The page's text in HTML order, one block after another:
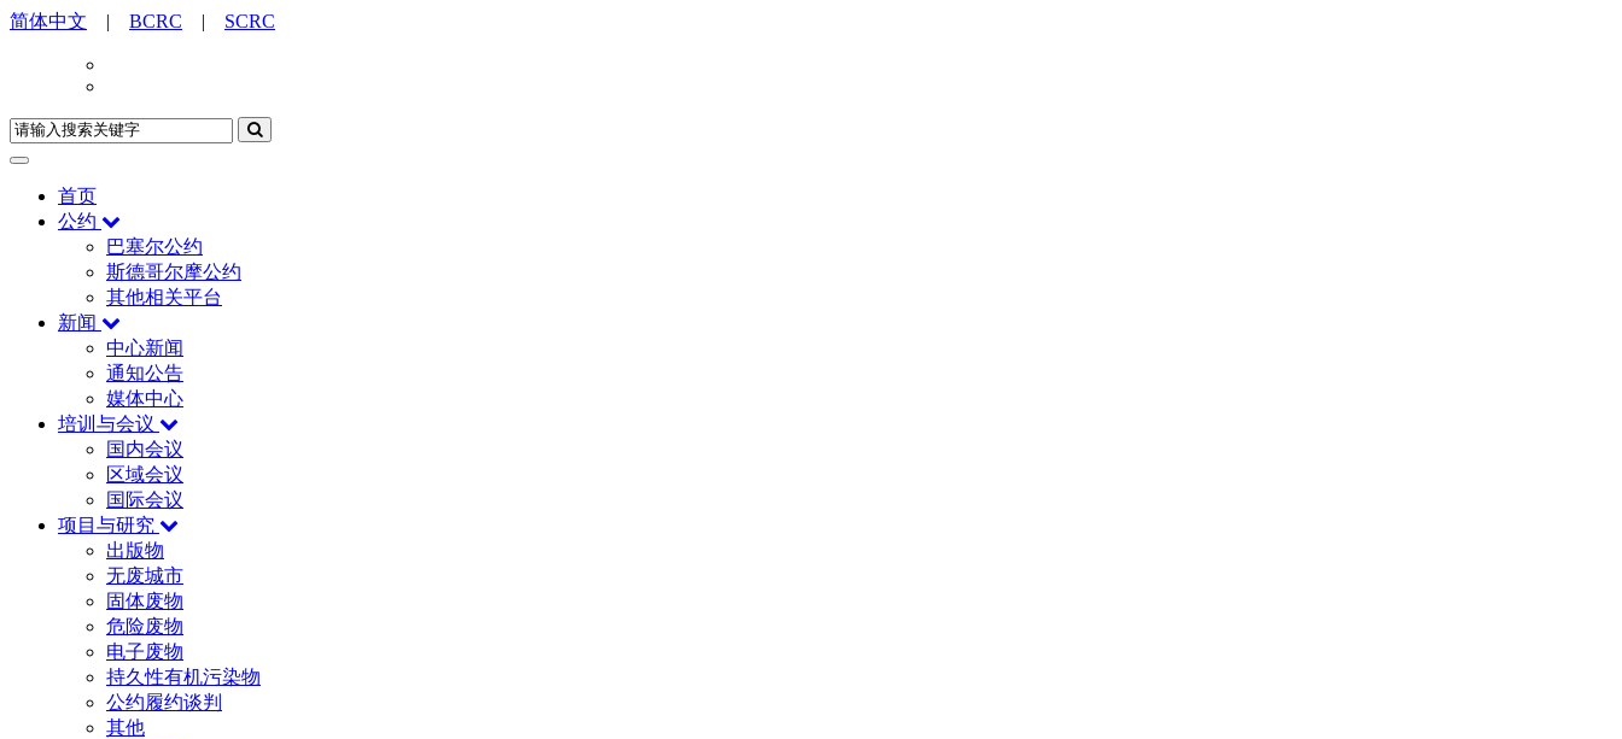
简体中文 | BCRC | SCRC
首页
公约
巴塞尔公约
斯德哥尔摩公约
其他相关平台
新闻
中心新闻
通知公告
媒体中心
培训与会议
国内会议
区域会议
国际会议
项目与研究
出版物
无废城市
固体废物
危险废物
电子废物
持久性有机污染物
公约履约谈判
其他